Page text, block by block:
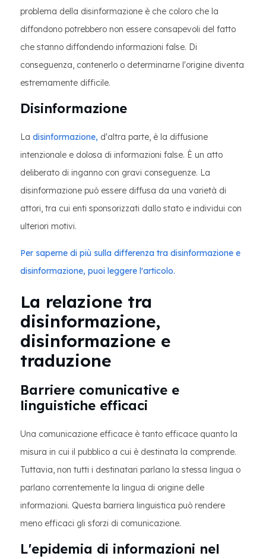
problema della disinformazione è che coloro che la
diffondono potrebbero non essere consapevoli del fatto
che stanno diffondendo informazioni false. Di
conseguenza, contenerlo o determinarne l'origine diventa
estremamente difficile.
Disinformazione
La disinformazione, d'altra parte, è la diffusione
intenzionale e dolosa di informazioni false. È un atto
deliberato di inganno con gravi conseguenze. La
disinformazione può essere diffusa da una varietà di
attori, tra cui enti sponsorizzati dallo stato e individui con
ulteriori motivi.
Per saperne di più sulla differenza tra disinformazione e
disinformazione, puoi leggere l'articolo.
La relazione tra
disinformazione,
disinformazione e
traduzione
Barriere comunicative e
linguistiche efficaci
Una comunicazione efficace è tanto efficace quanto la
misura in cui il pubblico a cui è destinata la comprende.
Tuttavia, non tutti i destinatari parlano la stessa lingua o
parlano correntemente la lingua di origine delle
informazioni. Questa barriera linguistica può rendere
meno efficaci gli sforzi di comunicazione.
L'epidemia di informazioni nel